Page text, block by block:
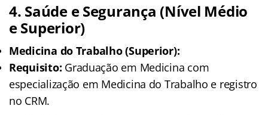
4. Saúde e Segurança (Nível Médio
e Superior)
Medicina do Trabalho (Superior):
Requisito: Graduação em Medicina com
especialização em Medicina do Trabalho e registro
no CRM.